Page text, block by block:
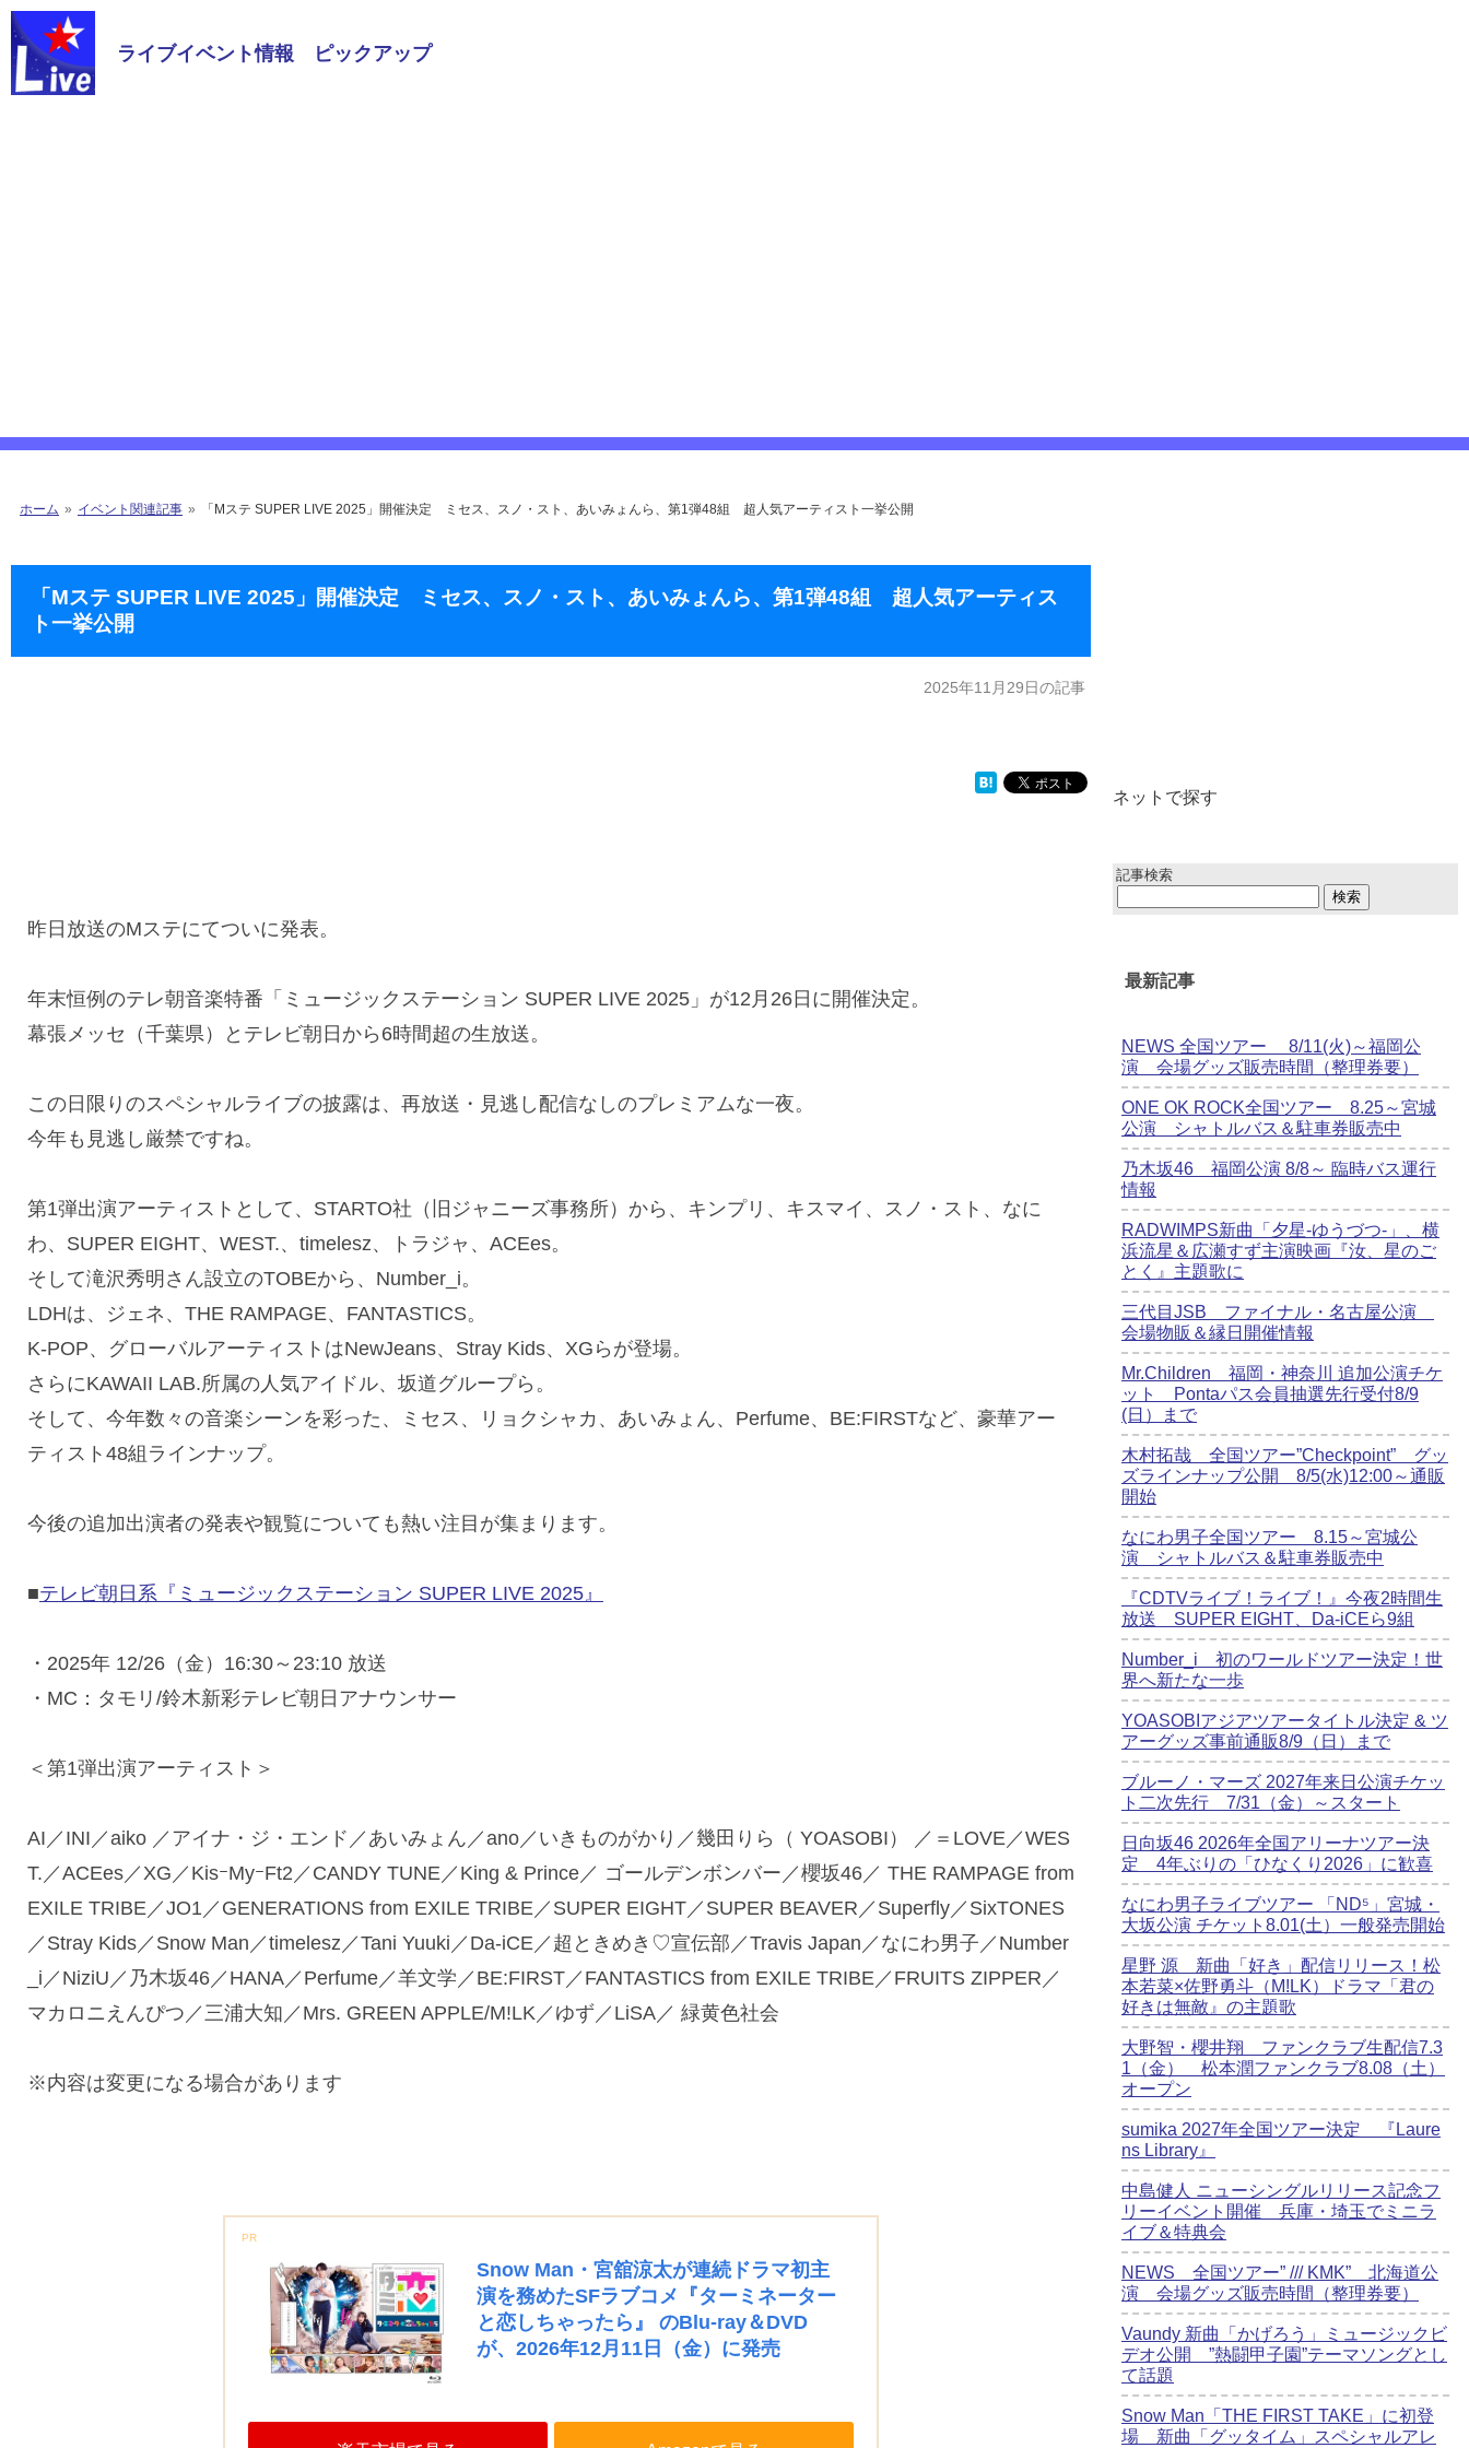
ライブイベント情報 ピックアップ
ホーム イベント関連記事 「Mステ SUPER LIVE 2025」開催決定 ミセス、スノ・スト、あいみょんら、第1弾48組 超人気アーティスト一挙公開
「Mステ SUPER LIVE 2025」開催決定 ミセス、スノ・スト、あいみょんら、第1弾48組 超人気アーティス
ト一挙公開
2025年11月29日の記事
昨日放送のMステにてついに発表。
年末恒例のテレ朝音楽特番「ミュージックステーション SUPER LIVE 2025」が12月26日に開催決定。
幕張メッセ（千葉県）とテレビ朝日から6時間超の生放送。
この日限りのスペシャルライブの披露は、再放送・見逃し配信なしのプレミアムな一夜。
今年も見逃し厳禁ですね。
第1弾出演アーティストとして、STARTO社（旧ジャニーズ事務所）から、キンプリ、キスマイ、スノ・スト、なに
わ、SUPER EIGHT、WEST.、timelesz、トラジャ、ACEes。
そして滝沢秀明さん設立のTOBEから、Number_i。
LDHは、ジェネ、THE RAMPAGE、FANTASTICS。
K-POP、グローバルアーティストはNewJeans、Stray Kids、XGらが登場。
さらにKAWAII LAB.所属の人気アイドル、坂道グループら。
そして、今年数々の音楽シーンを彩った、ミセス、リョクシャカ、あいみょん、Perfume、BE:FIRSTなど、豪華アー
ティスト48組ラインナップ。
今後の追加出演者の発表や観覧についても熱い注目が集まります。
■テレビ朝日系『ミュージックステーション SUPER LIVE 2025』
・2025年 12/26（金）16:30～23:10 放送
・MC：タモリ/鈴木新彩テレビ朝日アナウンサー
＜第1弾出演アーティスト＞
AI／INI／aiko ／アイナ・ジ・エンド／あいみょん／ano／いきものがかり／幾田りら（ YOASOBI） ／＝LOVE／WES
T.／ACEes／XG／KisｰMyｰFt2／CANDY TUNE／King & Prince／ ゴールデンボンバー／櫻坂46／ THE RAMPAGE from
EXILE TRIBE／JO1／GENERATIONS from EXILE TRIBE／SUPER EIGHT／SUPER BEAVER／Superfly／SixTONES
／Stray Kids／Snow Man／timelesz／Tani Yuuki／Da-iCE／超ときめき♡宣伝部／Travis Japan／ なにわ男子／Number
_i／NiziU／ 乃木坂46／HANA／Perfume／羊文学／BE:FIRST／FANTASTICS from EXILE TRIBE／FRUITS ZIPPER／
マカロニえんぴつ／三浦大知／Mrs. GREEN APPLE/M!LK／ゆず／LiSA／ 緑黄色社会
※内容は変更になる場合があります
PR
Snow Man・宮舘涼太が連続ドラマ初主
演を務めたSFラブコメ『ターミネーター
と恋しちゃったら』 のBlu-ray＆DVD
が、2026年12月11日（金）に発売
ネットで探す
記事検索
最新記事
NEWS 全国ツアー 8/11(火)～福岡公
演 会場グッズ販売時間（整理券要）
ONE OK ROCK全国ツアー 8.25～宮城
公演 シャトルバス＆駐車券販売中
乃木坂46 福岡公演 8/8～ 臨時バス運行
情報
RADWIMPS新曲「夕星-ゆうづつ-」、横
浜流星＆広瀬すず主演映画『汝、星のご
とく』主題歌に
三代目JSB ファイナル・名古屋公演
会場物販＆縁日開催情報
Mr.Children 福岡・神奈川 追加公演チケ
ット Pontaパス会員抽選先行受付8/9
(日）まで
木村拓哉 全国ツアー”Checkpoint” グッ
ズラインナップ公開 8/5(水)12:00～通販
開始
なにわ男子全国ツアー 8.15～宮城公
演 シャトルバス＆駐車券販売中
『CDTVライブ！ライブ！』今夜2時間生
放送 SUPER EIGHT、Da-iCEら9組
Number_i 初のワールドツアー決定！世
界へ新たな一歩
YOASOBIアジアツアータイトル決定 & ツ
アーグッズ事前通販8/9（日）まで
ブルーノ・マーズ 2027年来日公演チケッ
ト二次先行 7/31（金）～スタート
日向坂46 2026年全国アリーナツアー決
定 4年ぶりの「ひなくり2026」に歓喜
なにわ男子ライブツアー 「ND⁵」宮城・
大坂公演 チケット8.01(土）一般発売開始
星野 源 新曲「好き」配信リリース！松
本若菜×佐野勇斗（M!LK）ドラマ「君の
好きは無敵』の主題歌
大野智・櫻井翔 ファンクラブ生配信7.3
1（金） 松本潤ファンクラブ8.08（土）
オープン
sumika 2027年全国ツアー決定 『Laure
ns Library』
中島健人 ニューシングルリリース記念フ
リーイベント開催 兵庫・埼玉でミニラ
イブ＆特典会
NEWS 全国ツアー” /// KMK” 北海道公
演 会場グッズ販売時間（整理券要）
Vaundy 新曲「かげろう」ミュージックビ
デオ公開 ”熱闘甲子園”テーマソングとし
て話題
Snow Man「THE FIRST TAKE」に初登
場 新曲「グッタイム」スペシャルアレ